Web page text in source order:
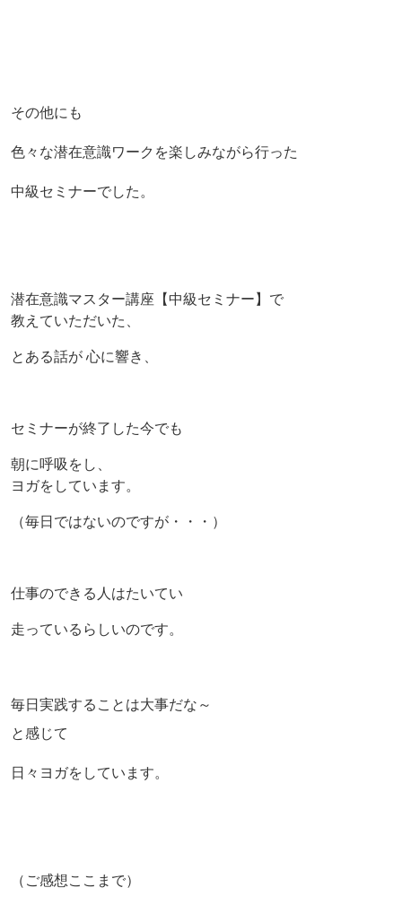
その他にも
色々な潜在意識ワークを楽しみながら行った
中級セミナーでした。
潜在意識マスター講座【中級セミナー】で
教えていただいた、
とある話が 心に響き、
セミナーが終了した今でも
朝に呼吸をし、
ヨガをしています。
（毎日ではないのですが・・・）
仕事のできる人はたいてい
走っているらしいのです。
毎日実践することは大事だな～
と感じて
日々ヨガをしています。
（ご感想ここまで）